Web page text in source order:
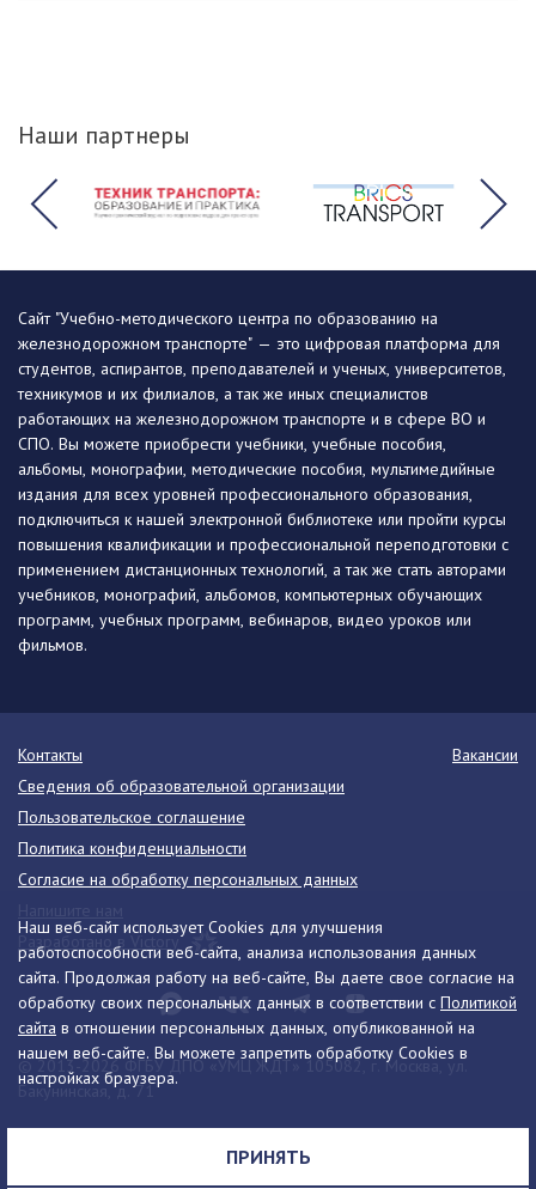
Наши партнеры
Наш веб-сайт использует Cookies для улучшения
работоспособности веб-сайта, анализа использования данных
сайта. Продолжая работу на веб-сайте, Вы даете свое согласие на
обработку своих персональных данных в соответствии с Политикой
сайта в отношении персональных данных, опубликованной на
нашем веб-сайте. Вы можете запретить обработку Cookies в
настройках браузера.
ПРИНЯТЬ
Сайт "Учебно-методического центра по образованию на
железнодорожном транспорте" — это цифровая платформа для
студентов, аспирантов, преподавателей и ученых, университетов,
техникумов и их филиалов, а так же иных специалистов
работающих на железнодорожном транспорте и в сфере ВО и
СПО. Вы можете приобрести учебники, учебные пособия,
альбомы, монографии, методические пособия, мультимедийные
издания для всех уровней профессионального образования,
подключиться к нашей электронной библиотеке или пройти курсы
повышения квалификации и профессиональной переподготовки с
применением дистанционных технологий, а так же стать авторами
учебников, монографий, альбомов, компьютерных обучающих
программ, учебных программ, вебинаров, видео уроков или
фильмов.
© 2013-2026 ФГБУ ДПО «УМЦ ЖДТ» 105082, г. Москва, ул.
Бакунинская, д. 71
Телефон:8 (495) 739-00-30 info@umczdt.ru
схема проезда
Контакты
Вакансии
Сведения об образовательной организации
Пользовательское соглашение
Политика конфиденциальности
Согласие на обработку персональных данных
Разработано в Victory